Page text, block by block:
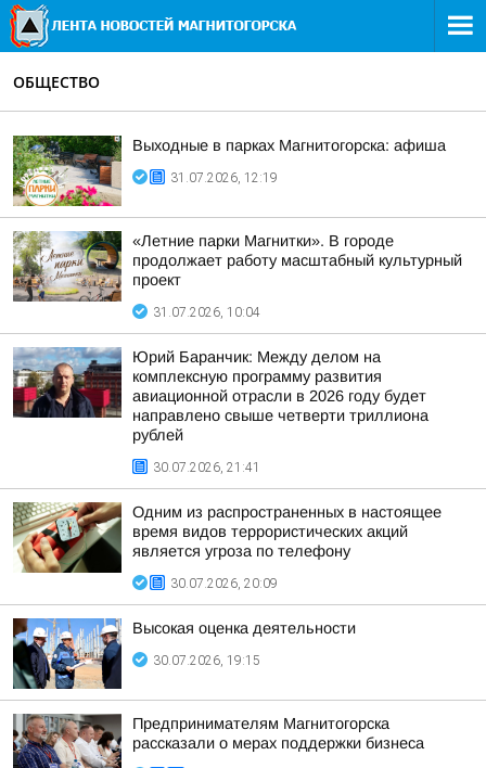
ОБЩЕСТВО
Выходные в парках Магнитогорска: афиша
31.07.2026, 12:19
«Летние парки Магнитки». В городе
продолжает работу масштабный культурный
проект
31.07.2026, 10:04
Юрий Баранчик: Между делом на
комплексную программу развития
авиационной отрасли в 2026 году будет
направлено свыше четверти триллиона
рублей
30.07.2026, 21:41
Одним из распространенных в настоящее
время видов террористических акций
является угроза по телефону
30.07.2026, 20:09
Высокая оценка деятельности
30.07.2026, 19:15
Предпринимателям Магнитогорска
рассказали о мерах поддержки бизнеса